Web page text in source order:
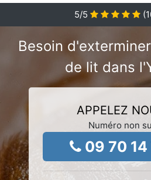
5/5 (
Besoin
de lit dans
APPELEZ
Numéro non
09 70